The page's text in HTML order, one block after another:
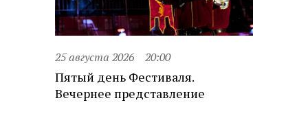
25 августа 2026 20:00
Пятый день Фестиваля.
Вечернее представление